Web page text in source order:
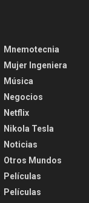
Mnemotecnia
Mujer Ingeniera
Música
Negocios
Netflix
Nikola Tesla
Noticias
Otros Mundos
Películas
Películas